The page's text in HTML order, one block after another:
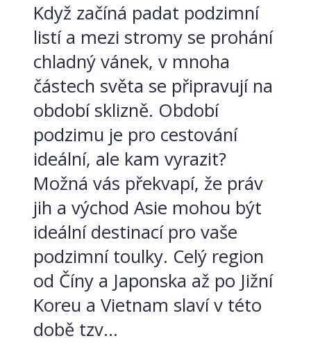
Když začíná padat podzimní
listí a mezi stromy se prohání
chladný vánek, v mnoha
částech světa se připravují na
období sklizně. Období
podzimu je pro cestování
ideální, ale kam vyrazit?
Možná vás překvapí, že práv
jih a východ Asie mohou být
ideální destinací pro vaše
podzimní toulky. Celý region
od Číny a Japonska až po Jižní
Koreu a Vietnam slaví v této
době tzv...